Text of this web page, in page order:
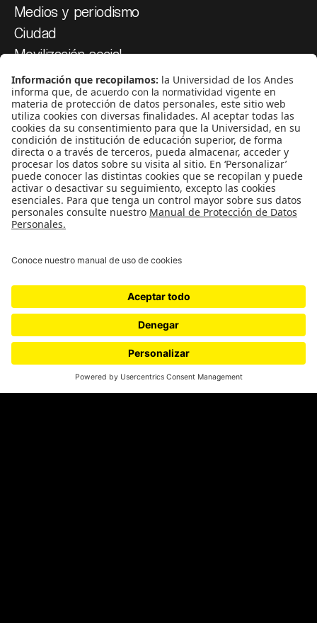
Medios y periodismo
Ciudad
Movilización social
¿Quiénes somos?
Podcasts
Ediciones especiales
Proyectos 070
SÍGUENOS
¿Quieres escribir en 070?
cerosetenta@uniandes.edu.co